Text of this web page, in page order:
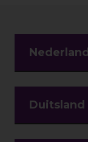
Nederland
Duitsland